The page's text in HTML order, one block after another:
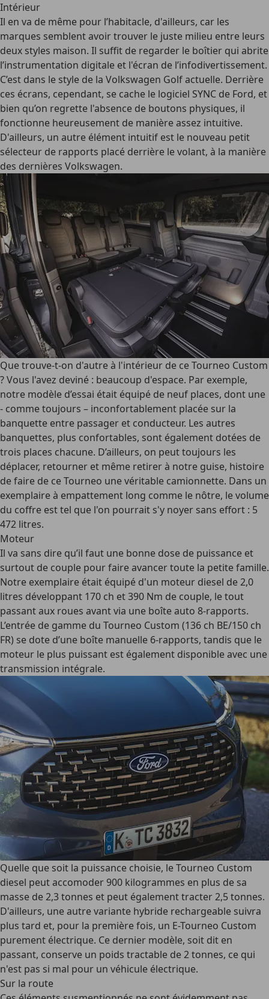
Intérieur
Il en va de même pour l’habitacle, d'ailleurs, car les
marques semblent avoir trouver le juste milieu entre leurs
deux styles maison. Il suffit de regarder le boîtier qui abrite
l’instrumentation digitale et l'écran de l’infodivertissement.
C’est dans le style de la Volkswagen Golf actuelle. Derrière
ces écrans, cependant, se cache le logiciel SYNC de Ford, et
bien qu’on regrette l'absence de boutons physiques, il
fonctionne heureusement de manière assez intuitive.
D'ailleurs, un autre élément intuitif est le nouveau petit
sélecteur de rapports placé derrière le volant, à la manière
des dernières Volkswagen.
Que trouve-t-on d'autre à l'intérieur de ce Tourneo Custom
? Vous l'avez deviné : beaucoup d'espace. Par exemple,
notre modèle d’essai était équipé de neuf places, dont une
- comme toujours – inconfortablement placée sur la
banquette entre passager et conducteur. Les autres
banquettes, plus confortables, sont également dotées de
trois places chacune. D’ailleurs, on peut toujours les
déplacer, retourner et même retirer à notre guise, histoire
de faire de ce Tourneo une véritable camionnette. Dans un
exemplaire à empattement long comme le nôtre, le volume
du coffre est tel que l'on pourrait s'y noyer sans effort : 5
472 litres.
Moteur
Il va sans dire qu’il faut une bonne dose de puissance et
surtout de couple pour faire avancer toute la petite famille.
Notre exemplaire était équipé d'un moteur diesel de 2,0
litres développant 170 ch et 390 Nm de couple, le tout
passant aux roues avant via une boîte auto 8-rapports.
L’entrée de gamme du Tourneo Custom (136 ch BE/150 ch
FR) se dote d’une boîte manuelle 6-rapports, tandis que le
moteur le plus puissant est également disponible avec une
transmission intégrale.
Quelle que soit la puissance choisie, le Tourneo Custom
diesel peut accomoder 900 kilogrammes en plus de sa
masse de 2,3 tonnes et peut également tracter 2,5 tonnes.
D'ailleurs, une autre variante hybride rechargeable suivra
plus tard et, pour la première fois, un E-Tourneo Custom
purement électrique. Ce dernier modèle, soit dit en
passant, conserve un poids tractable de 2 tonnes, ce qui
n'est pas si mal pour un véhicule électrique.
Sur la route